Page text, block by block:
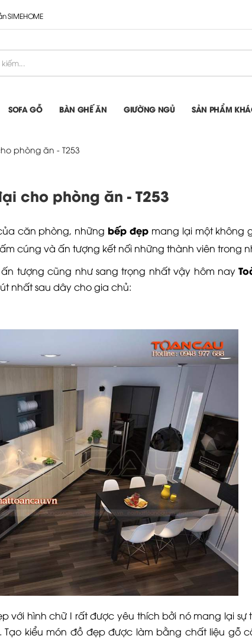
SIMEHOME
SOFA GỖ BÀN GHẾ ĂN GIƯỜNG NGỦ SẢN PHẨM
phòng ăn - T253
cho phòng ăn - T253
căn phòng, những bếp đẹp mang lại một không
cúng và ấn tượng kết nối những thành viên trong
tượng cũng như sang trọng nhất vậy hôm nay
nhất sau dây cho gia chủ:
với hình chữ I rất được yêu thích bởi nó mang lại sự
kiểu món đồ đẹp được làm bằng chất liệu gỗ